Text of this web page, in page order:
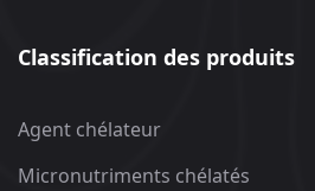
Classification des produits
Agent chélateur
Micronutriments chélatés